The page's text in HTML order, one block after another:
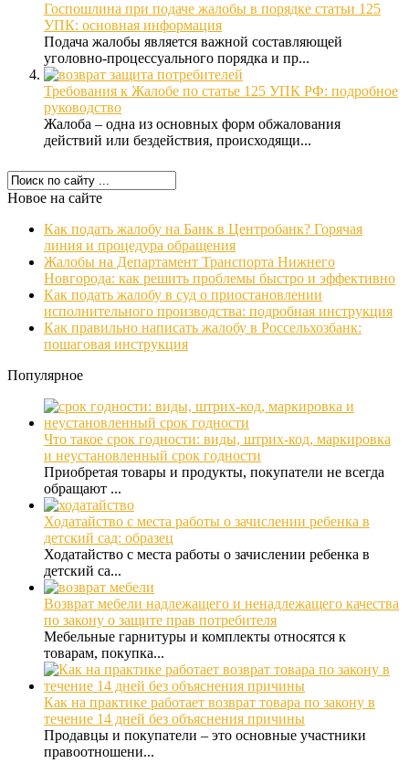
Госпошлина при подаче жалобы в порядке статьи 125
УПК: основная информация
Подача жалобы является важной составляющей
уголовно-процессуального порядка и пр...
Требования к Жалобе по статье 125 УПК РФ: подробное
руководство
Жалоба – одна из основных форм обжалования
действий или бездействия, происходящи...
Новое на сайте
Как подать жалобу на Банк в Центробанк? Горячая
линия и процедура обращения
Жалобы на Департамент Транспорта Нижнего
Новгорода: как решить проблемы быстро и эффективно
Как подать жалобу в суд о приостановлении
исполнительного производства: подробная инструкция
Как правильно написать жалобу в Россельхозбанк:
пошаговая инструкция
Популярное
Что такое срок годности: виды, штрих-код, маркировка
и неустановленный срок годности
Приобретая товары и продукты, покупатели не всегда
обращают ...
Ходатайство с места работы о зачислении ребенка в
детский сад: образец
Ходатайство с места работы о зачислении ребенка в
детский са...
Возврат мебели надлежащего и ненадлежащего качества
по закону о защите прав потребителя
Мебельные гарнитуры и комплекты относятся к
товарам, покупка...
Как на практике работает возврат товара по закону в
течение 14 дней без объяснения причины
Продавцы и покупатели – это основные участники
правоотношени...